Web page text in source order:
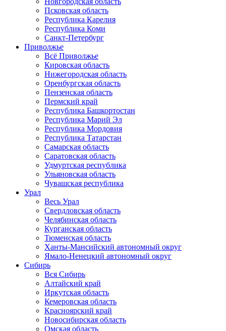
Псковская область
Республика Карелия
Республика Коми
Санкт-Петербург
Приволжье
Всё Приволжье
Кировская область
Нижегородская область
Оренбургская область
Пензенская область
Пермский край
Республика Башкортостан
Республика Марий Эл
Республика Мордовия
Республика Татарстан
Самарская область
Саратовская область
Удмуртская республика
Ульяновская область
Чувашская республика
Урал
Весь Урал
Свердловская область
Челябинская область
Курганская область
Тюменская область
Ханты-Мансийский автономный округ
Ямало-Ненецкий автономный округ
Сибирь
Вся Сибирь
Алтайский край
Иркутская область
Кемеровская область
Красноярский край
Новосибирская область
Омская область